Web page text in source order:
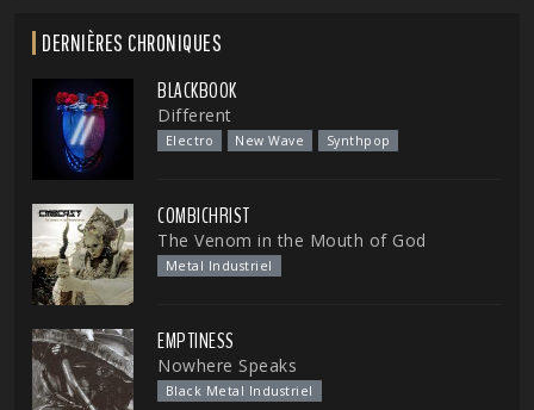
DERNIÈRES CHRONIQUES
BLACKBOOK
Different
Electro New Wave Synthpop
COMBICHRIST
The Venom in the Mouth of God
Metal Industriel
EMPTINESS
Nowhere Speaks
Black Metal Industriel